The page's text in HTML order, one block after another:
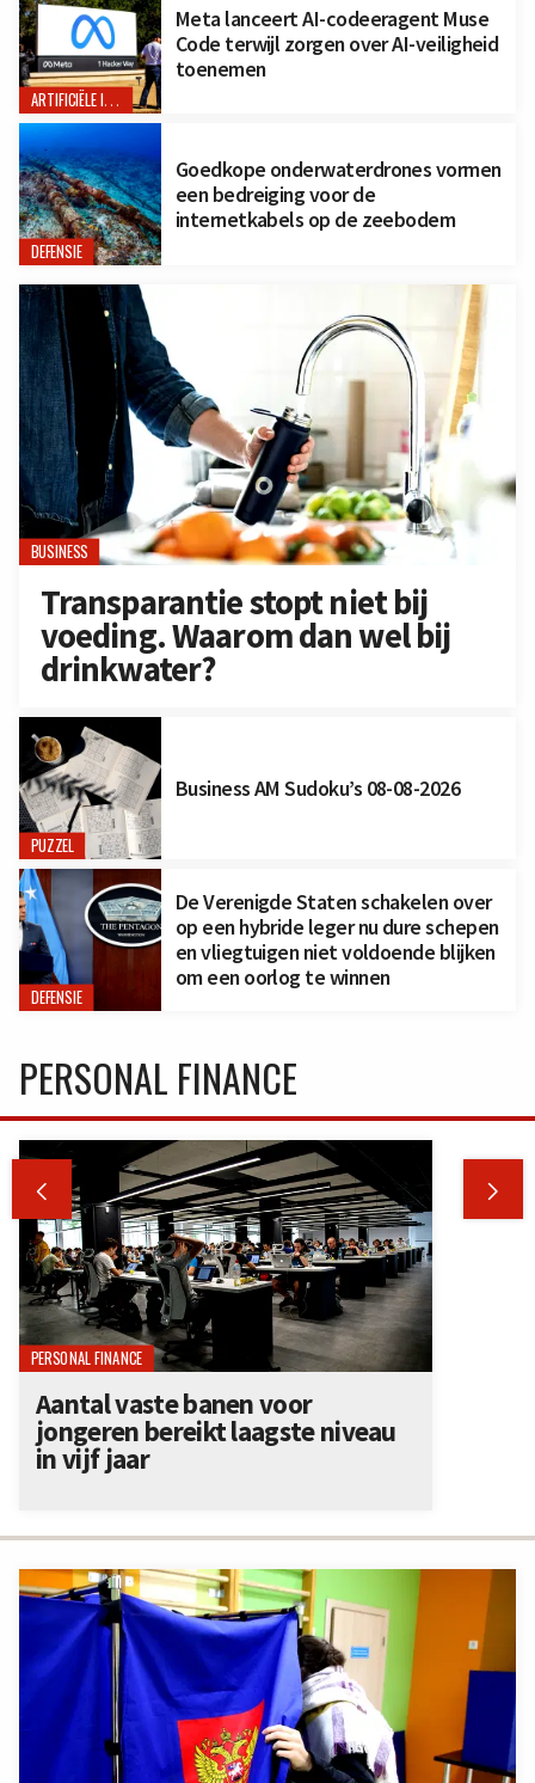
ARTIFICIËLE INTELLIGENTIE
Meta lanceert AI-codeeragent Muse
Code terwijl zorgen over AI-veiligheid
toenemen
DEFENSIE
Goedkope onderwaterdrones vormen
een bedreiging voor de
internetkabels op de zeebodem
BUSINESS
Transparantie stopt niet bij
voeding. Waarom dan wel bij
drinkwater?
PUZZEL
Business AM Sudoku’s 08-08-2026
DEFENSIE
De Verenigde Staten schakelen over
op een hybride leger nu dure schepen
en vliegtuigen niet voldoende blijken
om een oorlog te winnen
PERSONAL FINANCE
 
PERSONAL FINANCE
Aantal vaste banen voor
jongeren bereikt laagste niveau
in vijf jaar